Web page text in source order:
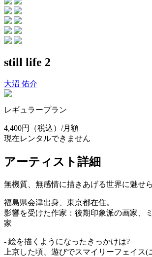
still life 2
大沼 佑介
レギュラープラン
4,400円
（税込）/月額
現在レンタルできません
アーティスト詳細
無機質、無感情に描きあげる世界に魅せら
福島県会津出身、東京都在住。
影響を受けた作家：後期印象派の画家、
家
- 絵を描くようになったきっかけは?
上京した頃、遊びでスマイリーフェイス